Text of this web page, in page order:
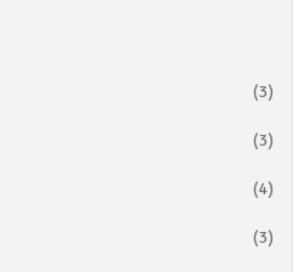
(3)
(3)
(4)
(3)